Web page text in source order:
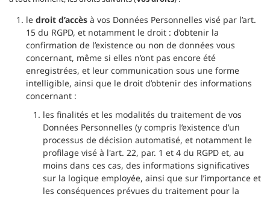
le droit d’accès à vos Données Personnelles visé par l’art.
15 du RGPD, et notamment le droit : d’obtenir la
confirmation de l’existence ou non de données vous
concernant, même si elles n’ont pas encore été
enregistrées, et leur communication sous une forme
intelligible, ainsi que le droit d’obtenir des informations
concernant :
les finalités et les modalités du traitement de vos
Données Personnelles (y compris l’existence d’un
processus de décision automatisé, et notamment le
profilage visé à l'art. 22, par. 1 et 4 du RGPD et, au
moins dans ces cas, des informations significatives
sur la logique employée, ainsi que sur l’importance et
les conséquences prévues du traitement pour la